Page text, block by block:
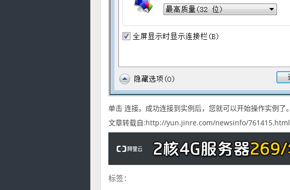
单击 连接。成功连接到实例后，您就可以开始操作实例了。
文章转载自:http://yun.jinre.com/newsinfo/761415.html
标签：